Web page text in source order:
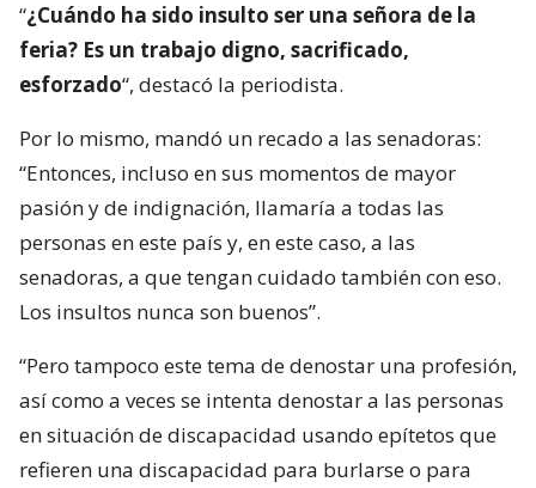
“¿Cuándo ha sido insulto ser una señora de la
feria? Es un trabajo digno, sacrificado,
esforzado“, destacó la periodista.
Por lo mismo, mandó un recado a las senadoras:
“Entonces, incluso en sus momentos de mayor
pasión y de indignación, llamaría a todas las
personas en este país y, en este caso, a las
senadoras, a que tengan cuidado también con eso.
Los insultos nunca son buenos”.
“Pero tampoco este tema de denostar una profesión,
así como a veces se intenta denostar a las personas
en situación de discapacidad usando epítetos que
refieren una discapacidad para burlarse o para